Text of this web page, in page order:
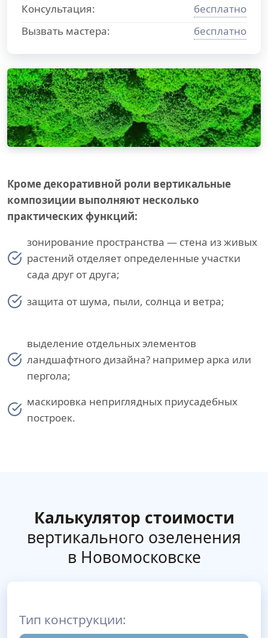
Консультация:
бесплатно
Вызвать мастера:
бесплатно
Кроме декоративной роли вертикальные
композиции выполняют несколько
практических функций:
зонирование пространства — стена из живых
растений отделяет определенные участки
сада друг от друга;
защита от шума, пыли, солнца и ветра;
выделение отдельных элементов
ландшафтного дизайна? например арка или
пергола;
маскировка неприглядных приусадебных
построек.
Калькулятор стоимости
вертикального озеленения
в Новомосковске
Тип конструкции: